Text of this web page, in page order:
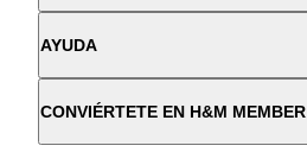
AYUDA
CONVIÉRTETE EN H&M MEMBER